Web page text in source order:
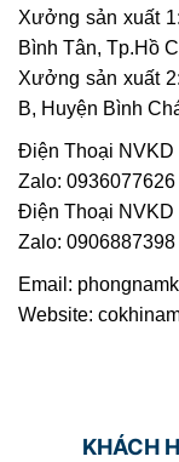
Xưởng sản xuất
Bình Tân, Tp.Hồ
Xưởng sản xuất
B, Huyện Bình
Điện Thoại NVKD
Zalo: 0936077626
Điện Thoại NVKD
Zalo: 0906887398
Email:
Website:
KHÁCH